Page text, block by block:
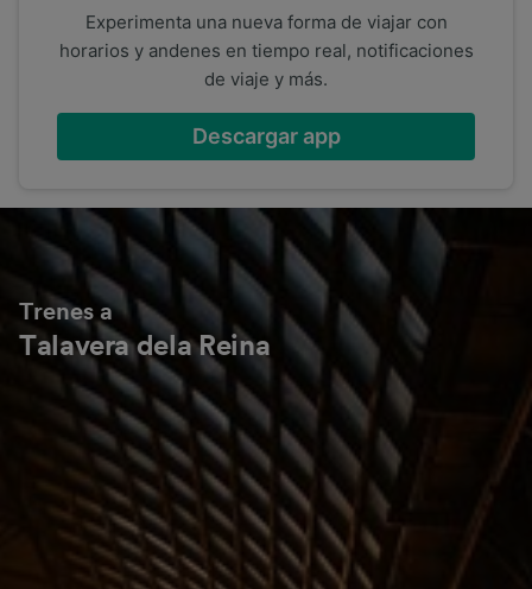
Experimenta una nueva forma de viajar con
horarios y andenes en tiempo real, notificaciones
de viaje y más.
Descargar app
Trenes a
Talavera dela Reina